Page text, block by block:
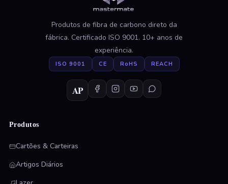
Produtos de fibra de carbono direto da
fábrica. Certificado ISO 9001. 10+ anos de
experiência.
ISO 9001 CE RoHS REACH
AP
Produtos
Cartões & Carteiras
Artigos Diários